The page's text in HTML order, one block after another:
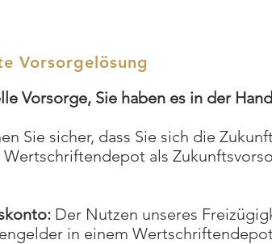
Vorsorgelösung
Vorsorge, Sie haben es in der
Sie sicher, dass Sie sich die
als
Der Nutzen unseres
in einem